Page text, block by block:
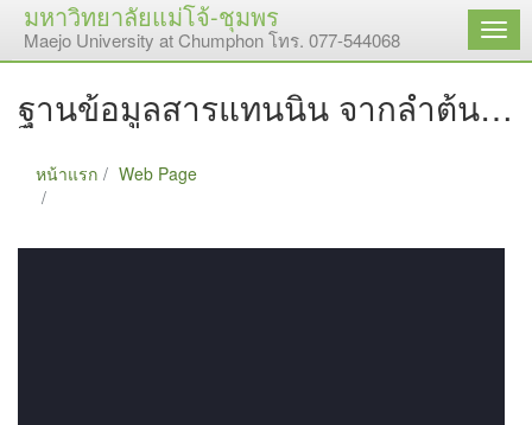
มหาวิทยาลัยแม่โจ้-ชุมพร
Maejo University at Chumphon โทร. 077-544068 เมนู
ฐานข้อมูลสารแทนนิน จากลำต้น ใบและเปลือกกล้วยหอมทอง
หน้าแรก
Web Page